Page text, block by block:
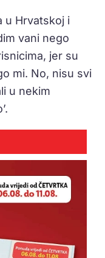
u Hrvatskoj i
vani nego
jer su
mi. No, nisu svi
u nekim